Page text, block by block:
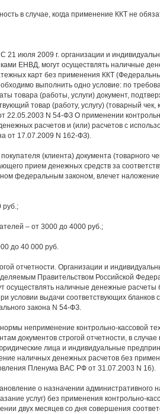
в случае, когда применение ККТ не
июля 2009 г. организации и
ЕНВД, могут осуществлять наличные
карт без применения ККТ
выполнить одно условие: по
товара (работы, услуги) документ,
товар (работу, услугу) (товарный чек,
22.05.2003 N 54-ФЗ О применении
расчетов и (или) расчетов с
от 17.07.2009 N 162-ФЗ).
(клиента) документа (товарного
прием денежных средств за
федеральным законом, влечет
руб.;
– от 3000 до 4000 руб.;
до 40 000 руб.
отчетности. Организации и
Правительством Российской
осуществлять наличные денежные
условии выдачи соответствующих бланков
закона N 54-ФЗ.
неприменение контрольно-кассовой
документов строгой отчетности, в
лица и индивидуальные
наличных денежных расчетов без
Пленума ВАС РФ от 31.07.2003 N 16).
о назначении административного
услуг) без применения контрольно-
двух месяцев со дня совершения